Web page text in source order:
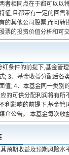
者相同点在于都可以以
征,且都带有一定的回
的其他公司股票,而可
票的投资价值分析和可
红条件的前提下,基金管
; 3、基金收益分配后各
值; 4、本基金同一类别
的可供分配利润将有
利影响的前提下,基金
介公告。 本基金每次收
预期收益及预期风险